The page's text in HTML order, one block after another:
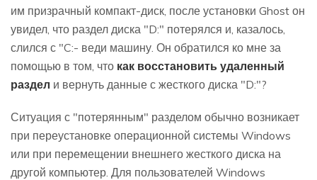
им призрачный компакт-диск, после установки Ghost он
увидел, что раздел диска "D:" потерялся и, казалось,
слился с "C:- веди машину. Он обратился ко мне за
помощью в том, что как восстановить удаленный
раздел и вернуть данные с жесткого диска "D:"?
Ситуация с "потерянным" разделом обычно возникает
при переустановке операционной системы Windows
или при перемещении внешнего жесткого диска на
другой компьютер. Для пользователей Windows